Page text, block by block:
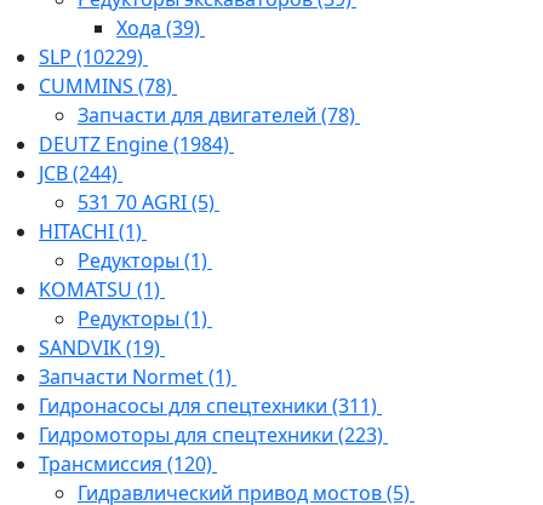
Хода (39)
SLP (10229)
CUMMINS (78)
Запчасти для двигателей (78)
DEUTZ Engine(1984)
JCB(244)
531 70 AGRI(5)
HITACHI(1)
Редукторы (1)
KOMATSU (1)
Редукторы (1)
SANDVIK(19)
Запчасти Normet(1)
Гидронасосы для спецтехники (311)
Гидромоторы для спецтехники (223)
Трансмиссия (120)
Гидравлический привод мостов(5)